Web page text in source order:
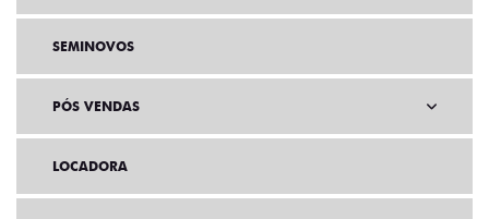
SEMINOVOS
PÓS VENDAS
LOCADORA